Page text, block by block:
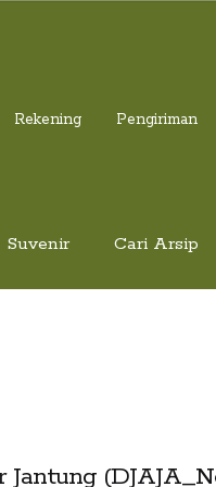
Rekening Pengiriman
Suvenir Cari Arsip
Jantung